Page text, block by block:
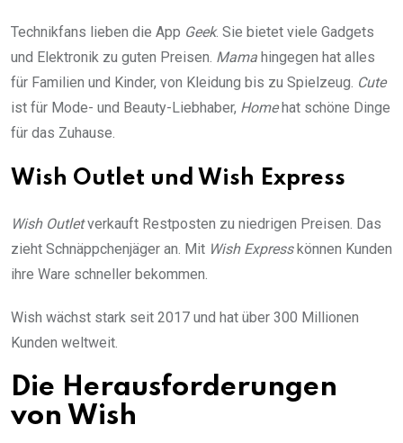
Technikfans lieben die App Geek. Sie bietet viele Gadgets
und Elektronik zu guten Preisen. Mama hingegen hat alles
für Familien und Kinder, von Kleidung bis zu Spielzeug. Cute
ist für Mode- und Beauty-Liebhaber, Homehat schöne Dinge
für das Zuhause.
Wish Outlet und Wish Express
Wish Outletverkauft Restposten zu niedrigen Preisen. Das
zieht Schnäppchenjäger an. Mit Wish Expresskönnen Kunden
ihre Ware schneller bekommen.
Wish wächst stark seit 2017 und hat über 300 Millionen
Kunden weltweit.
Die Herausforderungen
von Wish